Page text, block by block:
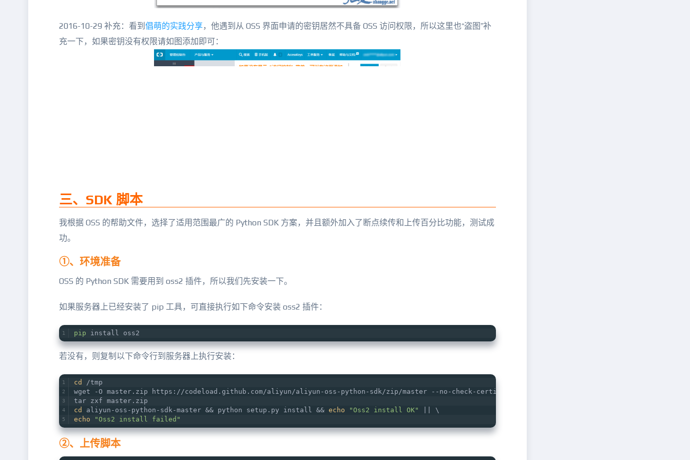
2016-10-29 补充：看到 倡萌的实践分享，他遇到从 OSS 界面申请的密钥居然不具备 OSS 访问权限，所以这里也“盗图”补
充一下，如果密钥没有权限请如图添加即可：
三、SDK 脚本
我根据 OSS 的帮助文件，选择了适用范围最广的 Python SDK 方案，并且额外加入了断点续传和上传百分比功能，测试成
功。
①、环境准备
OSS 的 Python SDK 需要用到 oss2 插件，所以我们先安装一下。
如果服务器上已经安装了 pip 工具，可直接执行如下命令安装 oss2 插件：
pip install oss2
若没有，则复制以下命令行到服务器上执行安装：
cd
/tmp
wget -O master.zip https://codeload.github.com/aliyun/aliyun-oss-python-sdk/zip/master --no-check-certificate
tar zxf master.zip
cd
aliyun-oss-python-sdk-master && python setup.py install && echo "Oss2 install OK"
|| \
echo
"Oss2 install failed"
②、上传脚本